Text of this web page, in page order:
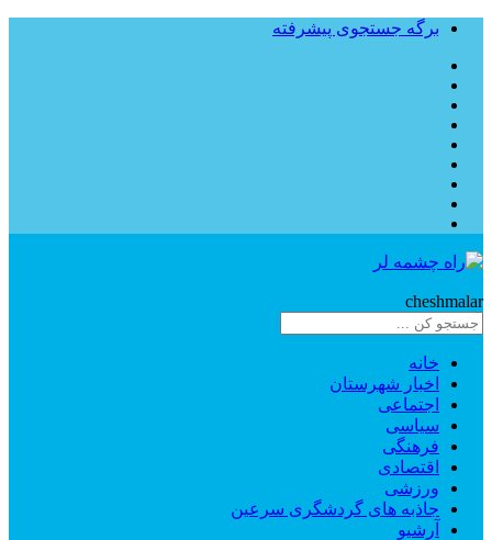
برگه جستجوی پیشرفته
cheshmalar
خانه
اخبار شهرستان
اجتماعی
سیاسی
فرهنگی
اقتصادی
ورزشی
جاذبه های گردشگری سرعین
آرشیو